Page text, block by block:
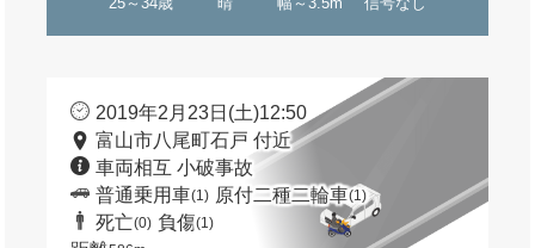
2019年2月23日(土)12:50
富山市八尾町石戸 付近
車両相互 小破事故
普通乗用車(1) 原付二種二輪車(1)
死亡(0) 負傷(1)